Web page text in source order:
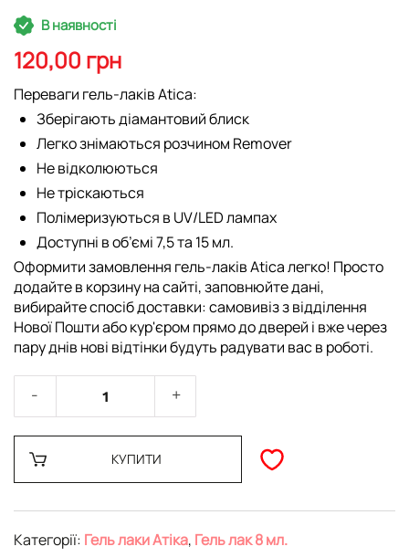
Перейти
до
початку
галереї
зображень
В наявності
120,00 грн
Переваги гель-лаків Atica:
Зберігають діамантовий блиск
Легко знімаються розчином Remover
Не відколюються
Не тріскаються
Полімеризуються в UV/LED лампах
Доступні в об’ємі 7,5 та 15 мл.
Оформити замовлення гель-лаків Atica легко! Просто
додайте в корзину на сайті, заповнюйте дані,
вибирайте спосіб доставки: самовивіз з відділення
Нової Пошти або кур'єром прямо до дверей і вже через
пару днів нові відтінки будуть радувати вас в роботі.
КУПИТИ
Категорії: Гель лаки Атіка, Гель лак 8 мл.